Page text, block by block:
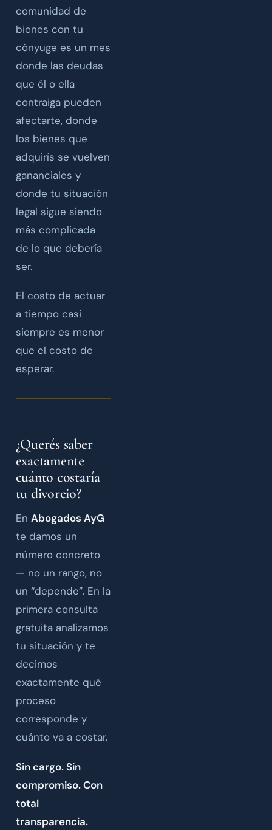
comunidad de
bienes con tu
cónyuge es un mes
donde las deudas
que él o ella
contraiga pueden
afectarte, donde
los bienes que
adquirís se vuelven
gananciales y
donde tu situación
legal sigue siendo
más complicada
de lo que debería
ser.
El costo de actuar
a tiempo casi
siempre es menor
que el costo de
esperar.
¿Querés saber
exactamente
cuánto costaría
tu divorcio?
En Abogados AyG
te damos un
número concreto
— no un rango, no
un “depende”. En la
primera consulta
gratuita analizamos
tu situación y te
decimos
exactamente qué
proceso
corresponde y
cuánto va a costar.
Sin cargo. Sin
compromiso. Con
total
transparencia.